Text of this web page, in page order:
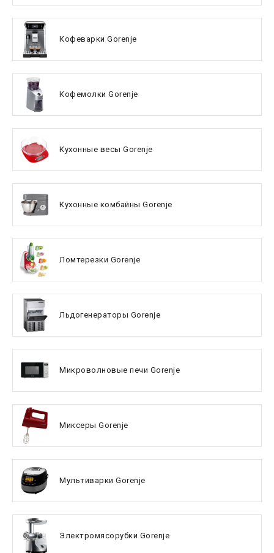
Кофеварки Gorenje
Кофемолки Gorenje
Кухонные весы Gorenje
Кухонные комбайны Gorenje
Ломтерезки Gorenje
Льдогенераторы Gorenje
Микроволновые печи Gorenje
Миксеры Gorenje
Мультиварки Gorenje
Электромясорубки Gorenje